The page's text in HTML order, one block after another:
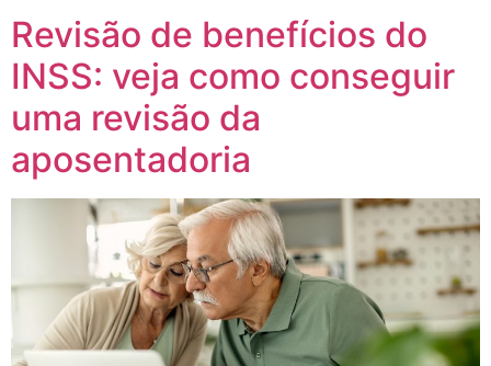
Revisão de benefícios do
INSS: veja como conseguir
uma revisão da
aposentadoria